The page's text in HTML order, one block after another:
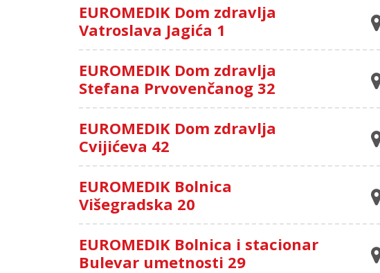
EUROMEDIK Dom zdravlja
Vatroslava Jagića 1
EUROMEDIK Dom zdravlja
Stefana Prvovenčanog 32
EUROMEDIK Dom zdravlja
Cvijićeva 42
EUROMEDIK Bolnica
Višegradska 20
EUROMEDIK Bolnica i stacionar
Bulevar umetnosti 29